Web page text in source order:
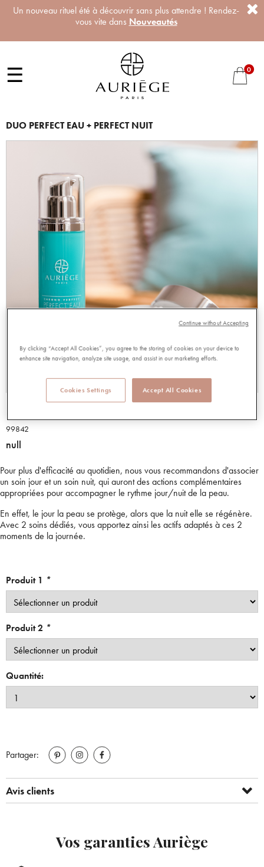
Un nouveau rituel été à découvrir sans plus attendre ! Rendez-
vous vite dans Nouveautés
☰ 0
DUO PERFECT EAU + PERFECT NUIT
DUO PERFECT EAU + PERFECT NUIT
99842
null
Pour plus d'efficacité au quotidien, nous vous recommandons d'associer
un soin jour et un soin nuit, qui auront des actions complémentaires
appropriées pour accompagner le rythme jour/nuit de la peau.
En effet, le jour la peau se protège, alors que la nuit elle se régénère.
Avec 2 soins dédiés, vous apportez ainsi les actifs adaptés à ces 2
moments de la journée.
Produit 1 *
Produit 2 *
Quantité:
Partager:
Avis clients
Vos garanties Auriège
By clicking “Accept All Cookies”, you agree to the storing of cookies on your device to
enhance site navigation, analyze site usage, and assist in our marketing efforts.
Accept All Cookies
Cookies Settings
Continue without Accepting